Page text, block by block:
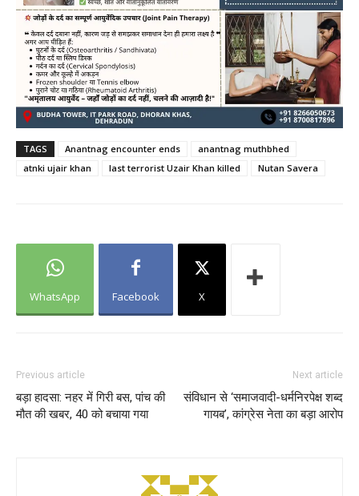
TAGS Anantnag encounter ends
anantnag muthbhed
atnki ujair khan
last terrorist Uzair Khan killed Nutan Savera
WhatsApp Facebook X
Previous article
बड़ा हादसा: नहर में गिरी बस, पांच की
मौत की खबर, 40 को बचाया गया
Next article
संविधान से ‘समाजवादी-धर्मनिरपेक्ष शब्द
गायब’, कांग्रेस नेता का बड़ा आरोप